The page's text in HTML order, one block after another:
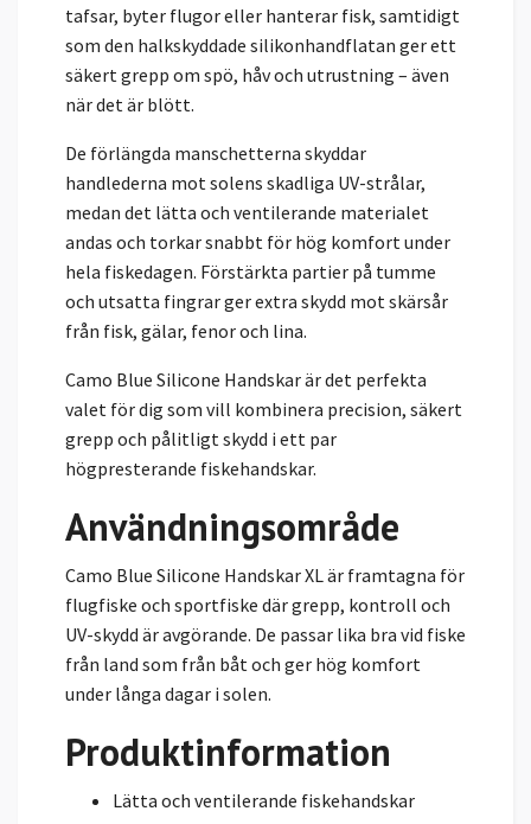
tafsar, byter flugor eller hanterar fisk, samtidigt
som den halkskyddade silikonhandflatan ger ett
säkert grepp om spö, håv och utrustning – även
när det är blött.
De förlängda manschetterna skyddar
handlederna mot solens skadliga UV-strålar,
medan det lätta och ventilerande materialet
andas och torkar snabbt för hög komfort under
hela fiskedagen. Förstärkta partier på tumme
och utsatta fingrar ger extra skydd mot skärsår
från fisk, gälar, fenor och lina.
Camo Blue Silicone Handskar är det perfekta
valet för dig som vill kombinera precision, säkert
grepp och pålitligt skydd i ett par
högpresterande fiskehandskar.
Användningsområde
Camo Blue Silicone Handskar XL är framtagna för
flugfiske och sportfiske där grepp, kontroll och
UV-skydd är avgörande. De passar lika bra vid fiske
från land som från båt och ger hög komfort
under långa dagar i solen.
Produktinformation
Lätta och ventilerande fiskehandskar